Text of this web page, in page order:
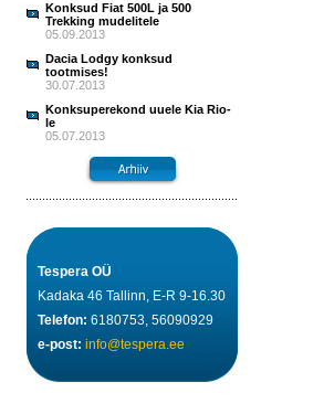
Konksud Fiat 500L ja 500
Trekking mudelitele
05.09.2013
Dacia Lodgy konksud
tootmises!
30.07.2013
Konksuperekond uuele Kia Rio-
le
05.07.2013
Tespera OÜ
Kadaka 46 Tallinn, E-R 9-16.30
Telefon: 6180753, 56090929
e-post: info@tespera.ee